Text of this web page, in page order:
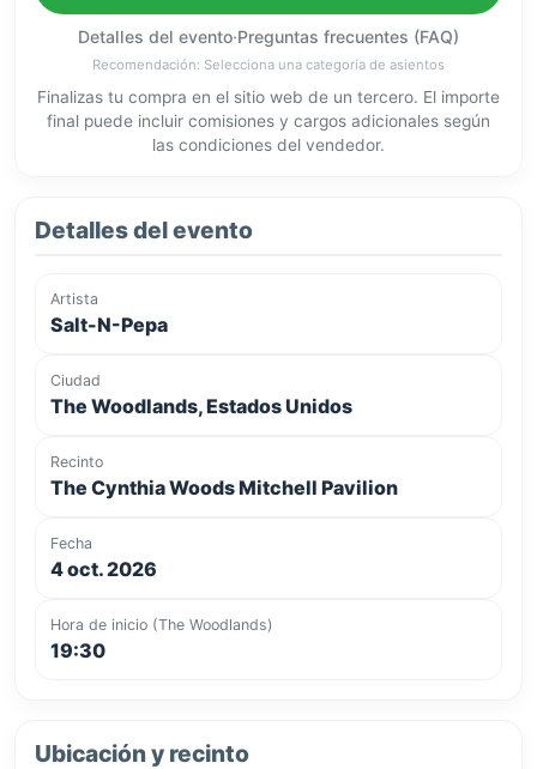
Detalles del evento·Preguntas frecuentes (FAQ)
Recomendación: Selecciona una categoría de asientos
Finalizas tu compra en el sitio web de un tercero. El importe
final puede incluir comisiones y cargos adicionales según
las condiciones del vendedor.
Detalles del evento
Artista
Salt-N-Pepa
Ciudad
The Woodlands, Estados Unidos
Recinto
The Cynthia Woods Mitchell Pavilion
Fecha
4 oct. 2026
Hora de inicio (The Woodlands)
19:30
Ubicación y recinto